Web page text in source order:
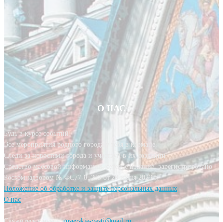
О НАС
Будь в курсе событий!
Все мероприятия родного города у тебя в кармане.
Следи за новостями города и участвуй в их создании!
Средство массовой информации, сетевое издание, зарегистрировано
Роскомнадзором № ФС77-85393 от 20 июня 2023 г.
Положение об обработке и защите персональных данных
О нас